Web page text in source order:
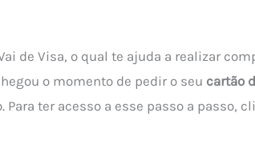
de Visa, o qual te ajuda a realizar
o momento de pedir o seu cartão
ter acesso a esse passo a passo,